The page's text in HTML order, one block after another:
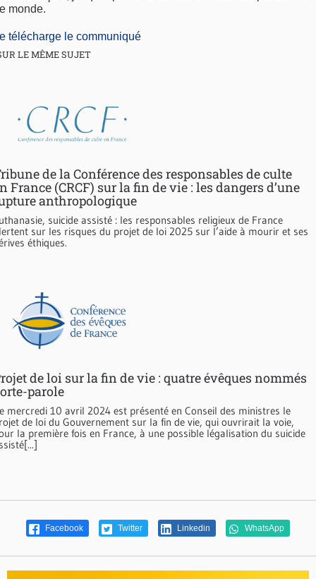
monde.
télécharge le communiqué
LE MÊME SUJET
de la Conférence des responsables de culte
France (CRCF) sur la fin de vie : les dangers d’une
anthropologique
suicide assisté : les responsables religieux de France
sur les risques du projet de loi 2025 sur l’aide à mourir et ses
éthiques.
de loi sur la fin de vie : quatre évêques nommés
parole
mercredi 10 avril 2024 est présenté en Conseil des ministres le
de loi du Gouvernement sur la fin de vie, qui ouvrirait la voie,
la première fois en France, à une possible légalisation du suicide
Facebook Twitter Linkedin WhatsApp